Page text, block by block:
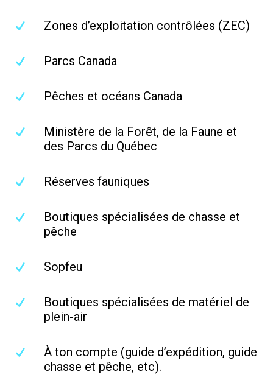
Zones d’exploitation contrôlées (ZEC)
Parcs Canada
Pêches et océans Canada
Ministère de la Forêt, de la Faune et
des Parcs du Québec
Réserves fauniques
Boutiques spécialisées de chasse et
pêche
Sopfeu
Boutiques spécialisées de matériel de
plein-air
À ton compte (guide d’expédition, guide
chasse et pêche, etc).